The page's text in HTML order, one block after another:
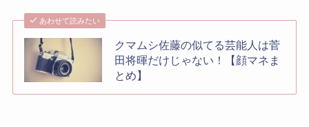
あわせて読みたい
クマムシ佐藤の似てる芸能人は菅
田将暉だけじゃない！【顔マネま
とめ】